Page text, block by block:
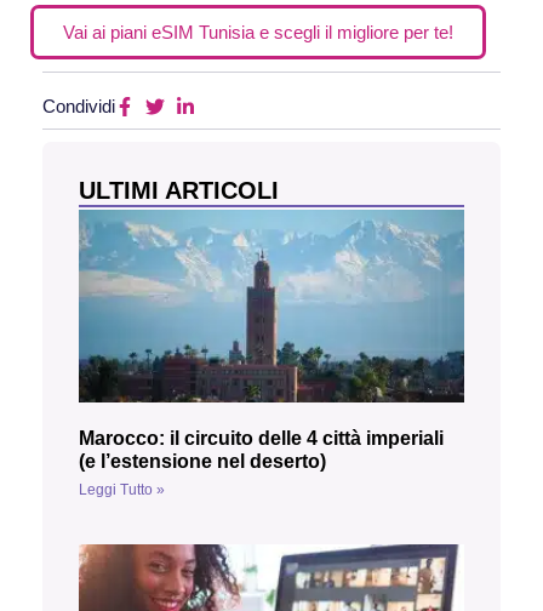
Vai ai piani eSIM Tunisia e scegli il migliore per te!
Condividi
ULTIMI ARTICOLI
Marocco: il circuito delle 4 città imperiali
(e l’estensione nel deserto)
Leggi Tutto »